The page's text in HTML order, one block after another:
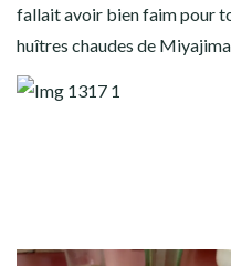
fallait avoir bien faim pour
huîtres chaudes de